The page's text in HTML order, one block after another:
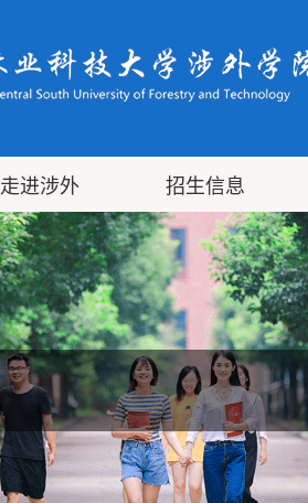
走进涉外 招生信息